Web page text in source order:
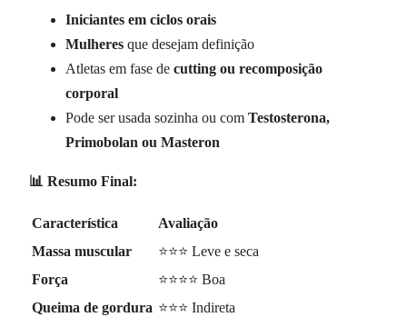
Iniciantes em ciclos orais
Mulheres que desejam definição
Atletas em fase de cutting ou recomposição
corporal
Pode ser usada sozinha ou com Testosterona,
Primobolan ou Masteron
📊 Resumo Final:
Característica
Avaliação
Massa muscular
⭐⭐⭐ Leve e seca
Força
⭐⭐⭐⭐ Boa
Queima de gordura ⭐⭐⭐ Indireta